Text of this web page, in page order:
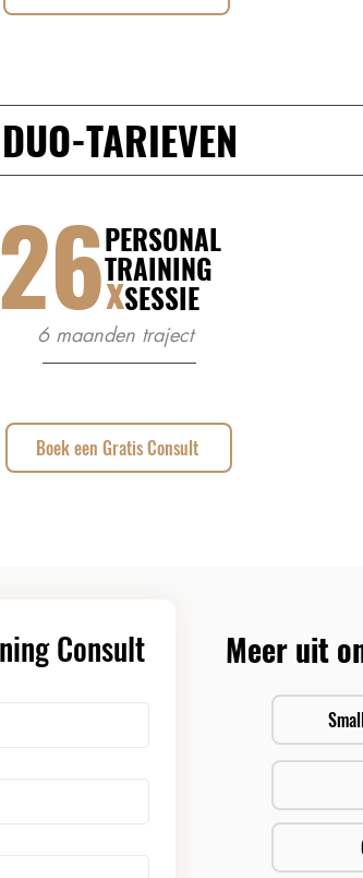
DUO-TARIEVEN
PERSONAL
TRAINING
SESSIE
26x
6 maanden traject
Boek een Gratis Consult
Consult Meer uit